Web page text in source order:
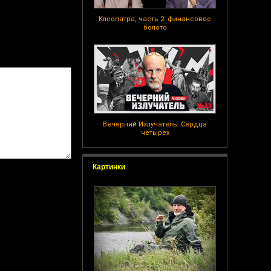
Клеопатра, часть 2: финансовое
болото
Вечерний Излучатель: Сердца
четырех
Картинки